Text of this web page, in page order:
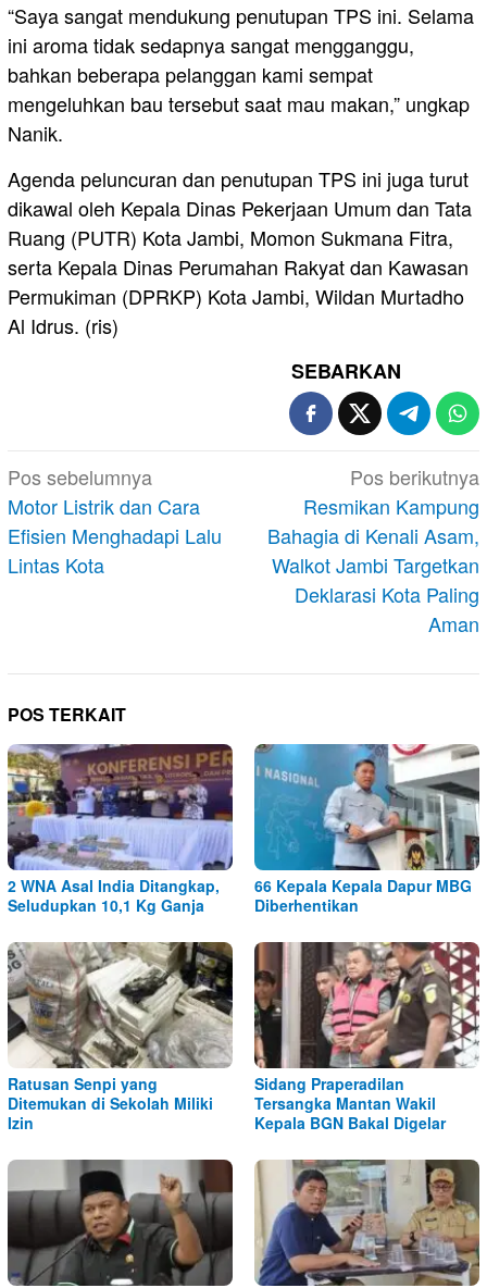
“Saya sangat mendukung penutupan TPS ini. Selama
ini aroma tidak sedapnya sangat mengganggu,
bahkan beberapa pelanggan kami sempat
mengeluhkan bau tersebut saat mau makan,” ungkap
Nanik.
Agenda peluncuran dan penutupan TPS ini juga turut
dikawal oleh Kepala Dinas Pekerjaan Umum dan Tata
Ruang (PUTR) Kota Jambi, Momon Sukmana Fitra,
serta Kepala Dinas Perumahan Rakyat dan Kawasan
Permukiman (DPRKP) Kota Jambi, Wildan Murtadho
Al Idrus. (ris)
SEBARKAN
Navigasi
pos
Pos sebelumnya
Motor Listrik dan Cara
Efisien Menghadapi Lalu
Lintas Kota
Pos berikutnya
Resmikan Kampung
Bahagia di Kenali Asam,
Walkot Jambi Targetkan
Deklarasi Kota Paling
Aman
POS TERKAIT
2 WNA Asal India Ditangkap,
Seludupkan 10,1 Kg Ganja
66 Kepala Kepala Dapur MBG
Diberhentikan
Ratusan Senpi yang
Ditemukan di Sekolah Miliki
Izin
Sidang Praperadilan
Tersangka Mantan Wakil
Kepala BGN Bakal Digelar